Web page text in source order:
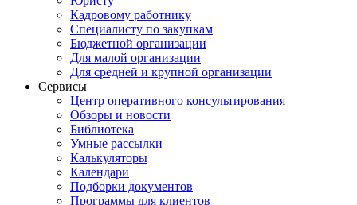
Кадровому работнику
Специалисту по закупкам
Бюджетной организации
Для малой организации
Для средней и крупной организации
Сервисы
Центр оперативного консультирования
Обзоры и новости
Библиотека
Умные рассылки
Калькуляторы
Календари
Подборки документов
Программы для клиентов